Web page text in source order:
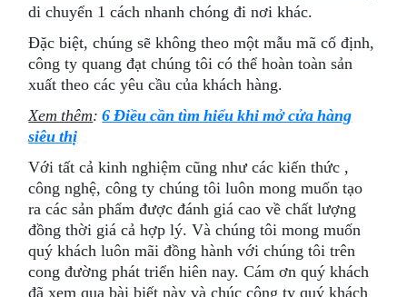
di chuyển 1 cách nhanh chóng đi nơi khác.
Đặc biệt, chúng sẽ không theo một mẫu mã cố định,
công ty quang đạt chúng tôi có thể hoàn toàn sản
xuất theo các yêu cầu của khách hàng.
Xem thêm:6 Điều cần tìm hiểu khi mở cửa hàng
siêu thị
Với tất cả kinh nghiệm cũng như các kiến thức ,
công nghệ, công ty chúng tôi luôn mong muốn tạo
ra các sản phẩm được đánh giá cao về chất lượng
đồng thời giá cả hợp lý. Và chúng tôi mong muốn
quý khách luôn mãi đồng hành với chúng tôi trên
cong đường phát triển hiên nay. Cám ơn quý khách
đã xem qua bài biết này và chúc công ty quý khách